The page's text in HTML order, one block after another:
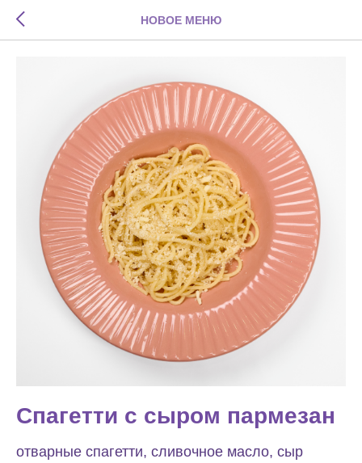
НОВОЕ МЕНЮ
Спагетти с сыром пармезан
отварные спагетти, сливочное масло, сыр